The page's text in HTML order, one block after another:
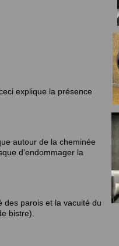
explique la présence
autour de la cheminée
d’endommager la
des parois et la vacuité du
bistre).